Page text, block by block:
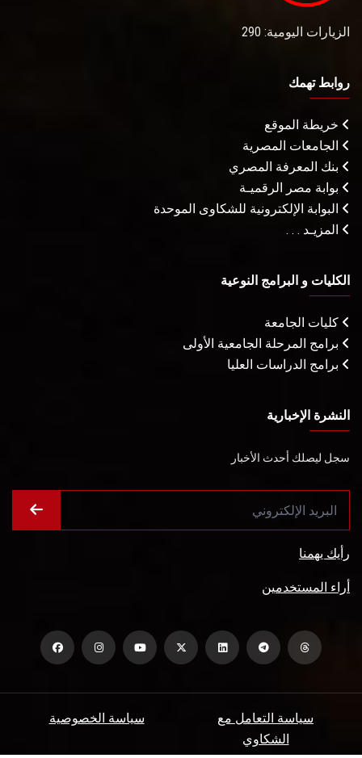
الزيارات اليومية: 290
روابط تهمك
خريطة الموقع
الجامعات المصرية
بنك المعرفة المصري
بوابة مصر الرقميـة
البوابة الإلكترونية للشكاوى الموحدة
المزيـد . . .
الكليات و البرامج النوعية
كليات الجامعة
برامج المرحلة الجامعية الأولى
برامج الدراسات العليا
النشرة الإخبارية
سجل ليصلك أحدث الأخبار
رأيك يهمنا
أراء المستخدمين
سياسة الخصوصية
سياسة التعامل مع
الشكاوي